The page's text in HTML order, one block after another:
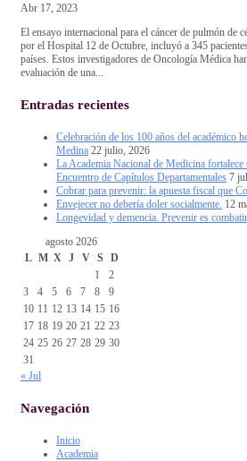
Abr 17, 2023
El ensayo internacional para el cáncer de pulmón de
por el Hospital 12 de Octubre, incluyó a 345
países. Estos investigadores de Oncología Médica
evaluación de una...
Entradas recientes
Celebración de los 100 años del académico
Medina 22 julio, 2026
La Academia Nacional de Medicina
Encuentro de Capítulos Departamentales 7
Cobrar para prevenir: la apuesta fiscal que
Envejecer no debería doler socialmente. 12
Longevidad y demencia. Prevenir es combatir
agosto 2026
L M X J V S
D
1
2
3
4 5 6 7 8
9
10 11 12 13 14 15 16
17 18 19 20 21 22 23
24 25 26 27 28 29 30
31
« Jul
Navegación
Inicio
Academia